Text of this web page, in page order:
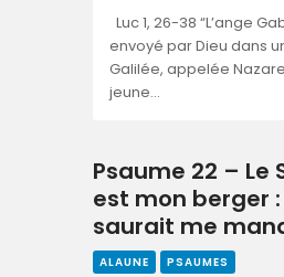
Luc 1, 26-38 “L’ange
envoyé par Dieu dans
Galilée, appelée
jeune…
Psaume 22 – Le
est mon berger
saurait me
ALAUNE PSAUMES